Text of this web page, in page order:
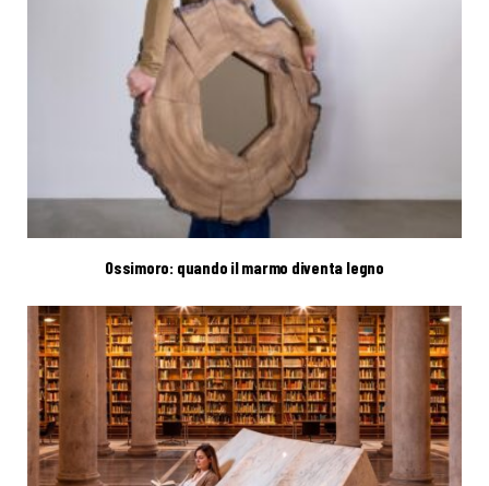
Ossimoro: quando il marmo diventa legno